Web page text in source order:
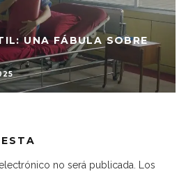
UNA FÁBULA SOBRE
no será publicada. Los